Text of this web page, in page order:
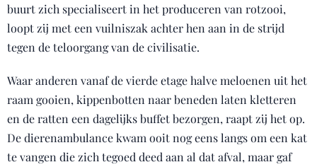
buurt zich specialiseert in het produceren van rotzooi,
loopt zij met een vuilniszak achter hen aan in de strijd
tegen de teloorgang van de civilisatie.
Waar anderen vanaf de vierde etage halve meloenen uit het
raam gooien, kippenbotten naar beneden laten kletteren
en de ratten een dagelijks buffet bezorgen, raapt zij het op.
De dierenambulance kwam ooit nog eens langs om een kat
te vangen die zich tegoed deed aan al dat afval, maar gaf